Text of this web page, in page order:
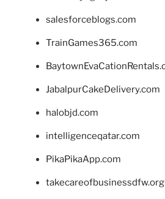
salesforceblogs.com
TrainGames365.com
JabalpurCakeDelivery.com
halobjd.com
intelligenceqatar.com
PikaPikaApp.com
takecareofbusinessdfw.org